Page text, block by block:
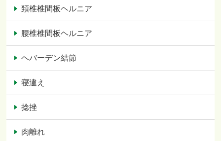
頚椎椎間板ヘルニア
腰椎椎間板ヘルニア
ヘバーデン結節
寝違え
捻挫
肉離れ